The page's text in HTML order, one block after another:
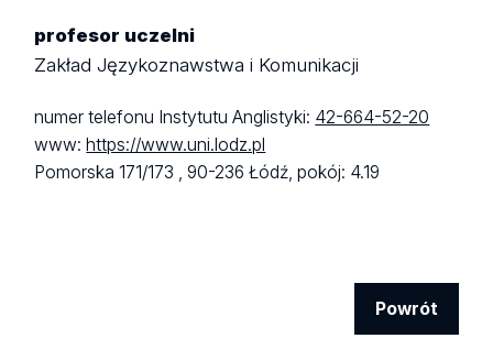
profesor uczelni
Zakład Językoznawstwa i Komunikacji
numer telefonu Instytutu Anglistyki: 42-664-52-20
www:https://www.uni.lodz.pl
Pomorska 171/173 ,90-236 Łódź,pokój: 4.19
Powrót